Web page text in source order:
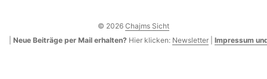
© 2026 Chajms Sicht
Neue Beiträge per Mail erhalten? Hier klicken: Newsletter Impressum